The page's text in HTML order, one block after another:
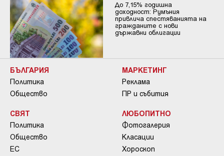
До 7,15% годишна
доходност: Румъния
привлича спестяванията на
гражданите с нови
държавни облигации
БЪЛГАРИЯ
Политика
Общество
СВЯТ
Политика
Общество
ЕС
МАРКЕТИНГ
Реклама
ПР и събития
ЛЮБОПИТНО
Фотогалерия
Класации
Хороскоп